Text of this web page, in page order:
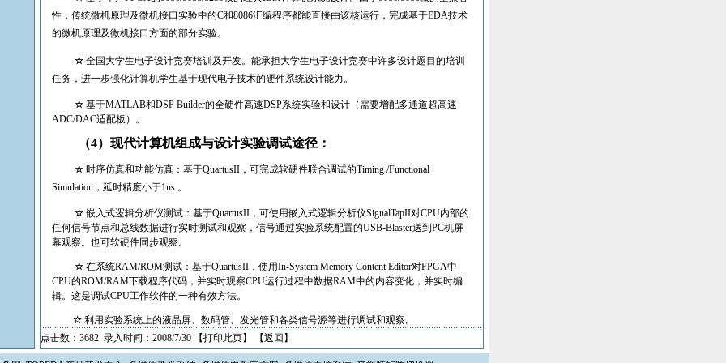
性，传统微机原理及微机接口实验中的C和8086汇编程序都能直接由该核运行，完成基于EDA技术
的微机原理及微机接口方面的部分实验。
☆ 全国大学生电子设计竞赛培训及开发。能承担大学生电子设计竞赛中许多设计题目的培训
任务，进一步强化计算机学生基于现代电子技术的硬件系统设计能力。
☆ 基于MATLAB和DSP Builder的全硬件高速DSP系统实验和设计（需要增配多通道超高速
ADC/DAC适配板）。
（4）现代计算机组成与设计实验调试途径：
☆ 时序仿真和功能仿真：基于QuartusII ，可完成软硬件联合调试的Timing /Functional
Simulation ，延时精度小于1ns 。
☆ 嵌入式逻辑分析仪测试：基于QuartusII ，可使用嵌入式逻辑分析仪SignalTapII对CPU内部的
任何信号节点和总线数据进行实时测试和观察，信号通过实验系统配置的USB-Blaster送到 PC机屏
幕观察。也可软硬件同步观察。
☆ 在系统RAM/ROM测试：基于QuartusII ，使用In-System Memory Content Editor对FPGA中
CPU的ROM/RAM下载程序代码，并实时观察CPU运行过程中数据RAM中的内容变化，并实时编
辑。 这是调试CPU工作软件的一种有效方法。
☆ 利用实验系统上的液晶屏、数码管、发光管和各类信号源等进行调试和观察。
点击数：3682 录入时间：2008/7/30 【打印此页】 【返回 】